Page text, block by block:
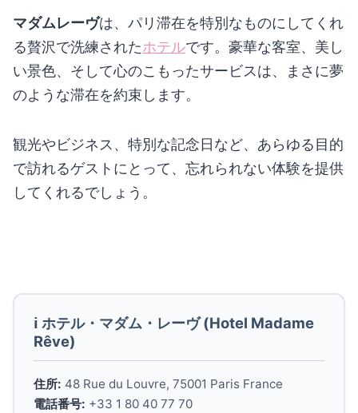
マダムレーヴは、パリ滞在を特別なものにしてくれ
る贅沢で洗練されたホテルです。豪華な客室、美し
い景色、そして心のこもったサービスは、まさに夢
のような滞在を約束します。
観光やビジネス、特別な記念日など、あらゆる目的
で訪れるゲストにとって、忘れられない体験を提供
してくれるでしょう。
ℹ️ ホテル・マダム・レーヴ (Hotel Madame
Rêve)
住所: 48 Rue du Louvre, 75001 Paris France
電話番号: +33 1 80 40 77 70